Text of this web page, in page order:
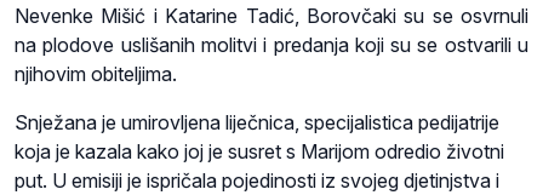
Nevenke Mišić i Katarine Tadić, Borovčaki su se osvrnuli
na plodove uslišanih molitvi i predanja koji su se ostvarili u
njihovim obiteljima.
Snježana je umirovljena liječnica, specijalistica pedijatrije
koja je kazala kako joj je susret s Marijom odredio životni
put. U emisiji je ispričala pojedinosti iz svojeg djetinjstva i